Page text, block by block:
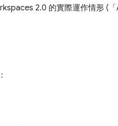
2.0 的實際運作情形 (「